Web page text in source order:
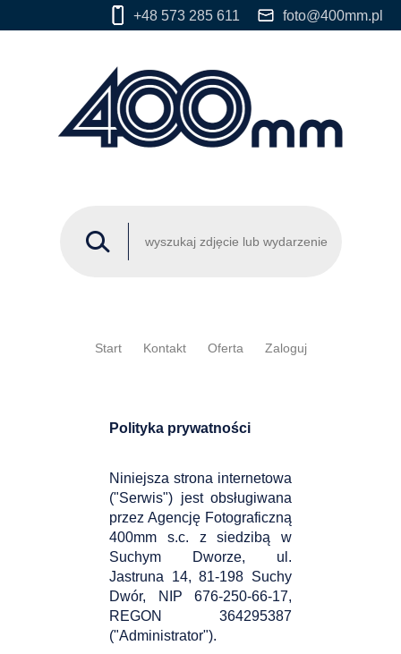
+48 573 285 611 foto@400mm.pl
Start Kontakt Oferta Zaloguj
Polityka prywatności
Niniejsza strona internetowa
("Serwis") jest obsługiwana
przez Agencję Fotograficzną
400mm s.c. z siedzibą w
Suchym Dworze, ul.
Jastruna 14, 81-198 Suchy
Dwór, NIP 676-250-66-17,
REGON 364295387
("Administrator").